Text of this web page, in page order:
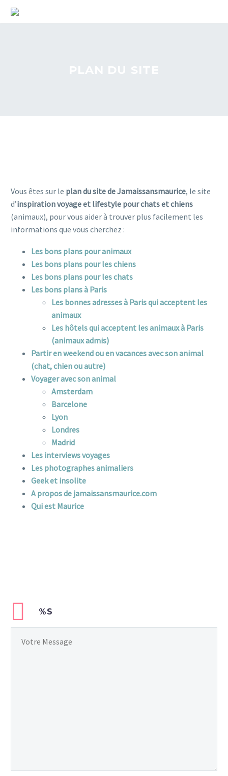
Vous êtes sur le plan du site de Jamaissansmaurice, le site
d’inspiration voyage et lifestyle pour chats et chiens
(animaux), pour vous aider à trouver plus facilement les
informations que vous cherchez :
Les bons plans pour animaux
Les bons plans pour les chiens
Les bons plans pour les chats
Les bons plans à Paris
Les bonnes adresses à Paris qui acceptent les
animaux
Les hôtels qui acceptent les animaux à Paris
(animaux admis)
Partir en weekend ou en vacances avec son animal
(chat, chien ou autre)
Voyager avec son animal
Amsterdam
Barcelone
Lyon
Londres
Madrid
Les interviews voyages
Les photographes animaliers
Geek et insolite
A propos de jamaissansmaurice.com
Qui est Maurice
%S